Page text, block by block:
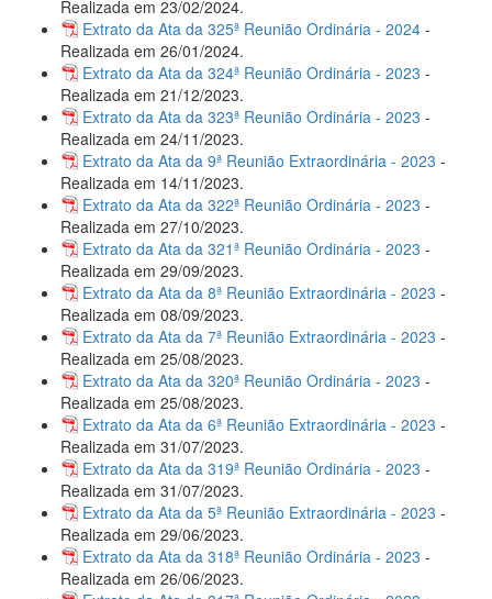
Realizada em 23/02/2024.
Extrato da Ata da 325ª Reunião Ordinária - 2024 -
Realizada em 26/01/2024.
Extrato da Ata da 324ª Reunião Ordinária - 2023 -
Realizada em 21/12/2023.
Extrato da Ata da 323ª Reunião Ordinária - 2023 -
Realizada em 24/11/2023.
Extrato da Ata da 9ª Reunião Extraordinária - 2023 -
Realizada em 14/11/2023.
Extrato da Ata da 322ª Reunião Ordinária - 2023 -
Realizada em 27/10/2023.
Extrato da Ata da 321ª Reunião Ordinária - 2023 -
Realizada em 29/09/2023.
Extrato da Ata da 8ª Reunião Extraordinária - 2023 -
Realizada em 08/09/2023.
Extrato da Ata da 7ª Reunião Extraordinária - 2023 -
Realizada em 25/08/2023.
Extrato da Ata da 320ª Reunião Ordinária - 2023 -
Realizada em 25/08/2023.
Extrato da Ata da 6ª Reunião Extraordinária - 2023 -
Realizada em 31/07/2023.
Extrato da Ata da 319ª Reunião Ordinária - 2023 -
Realizada em 31/07/2023.
Extrato da Ata da 5ª Reunião Extraordinária - 2023 -
Realizada em 29/06/2023.
Extrato da Ata da 318ª Reunião Ordinária - 2023 -
Realizada em 26/06/2023.